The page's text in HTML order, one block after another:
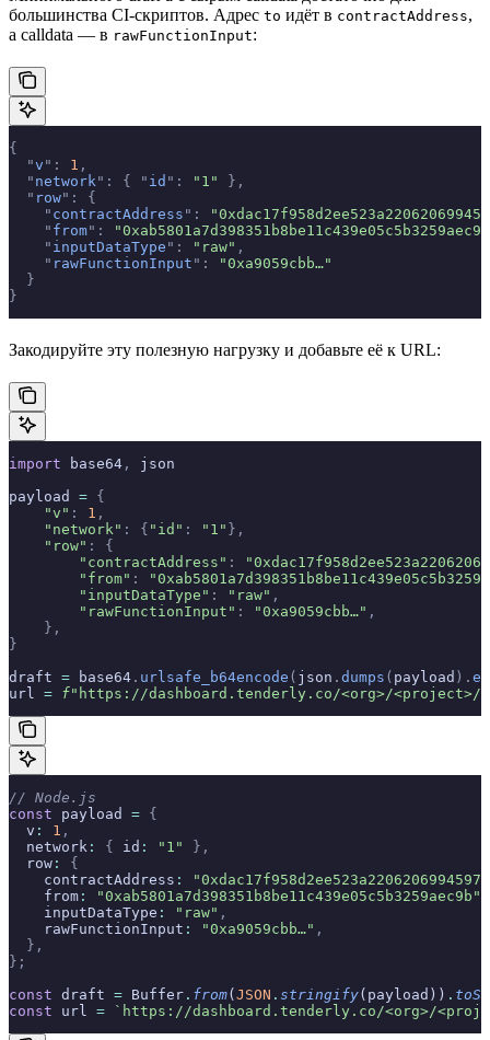
большинства CI-скриптов. Адрес to идёт в contractAddress,
а calldata — в rawFunctionInput:
{
  "
v " : 1 ,
  "
network" : { " id " : "1"
},
  "
row" :
{
    "
contractAddress " :
    "
from" :
    "
inputDataType " : "raw" ,
    "
rawFunctionInput " :
"0xa9059cbb…"
  }
}
Закодируйте эту полезную нагрузку и добавьте её к URL:
import base64 ,
json
payload = {
    "v"
: 1 ,
    "network"
: { "id" : "1" },
    "row"
:
{
        "contractAddress"
:
        "from"
:
        "inputDataType"
: "raw" ,
        "rawFunctionInput"
: "0xa9059cbb…" ,
    },
}
draft = base64 . urlsafe_b64encode ( json . dumps ( payload ).
url = f"https://dashboard.tenderly.co/<org>/<project>/
// Node.js
const payload = {
  v
: 1 ,
  network
: { id : "1"
},
  row
:
{
    contractAddress
:
    from
: "0xab5801a7d398351b8be11c439e05c5b3259aec9b"
    inputDataType
: "raw" ,
    rawFunctionInput
: "0xa9059cbb…" ,
  },
};
const draft = Buffer . from( JSON . stringify(payload)) .
const url = `https://dashboard.tenderly.co/<org>/